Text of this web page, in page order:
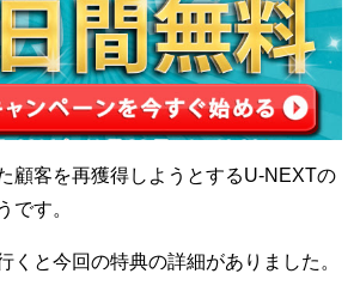
顧客を再獲得しようとするU-NEXTの
です。
くと今回の特典の詳細がありました。